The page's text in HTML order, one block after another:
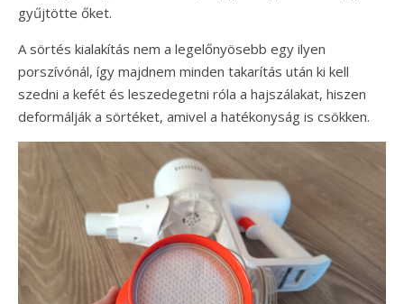
gyűjtötte őket.
A sörtés kialakítás nem a legelőnyösebb egy ilyen
porszívónál, így majdnem minden takarítás után ki kell
szedni a kefét és leszedegetni róla a hajszálakat, hiszen
deformálják a sörtéket, amivel a hatékonyság is csökken.